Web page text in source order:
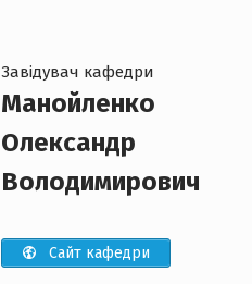
Завiдувач кафедри
Манойленко
Олександр
Володимирович
Сайт кафедри